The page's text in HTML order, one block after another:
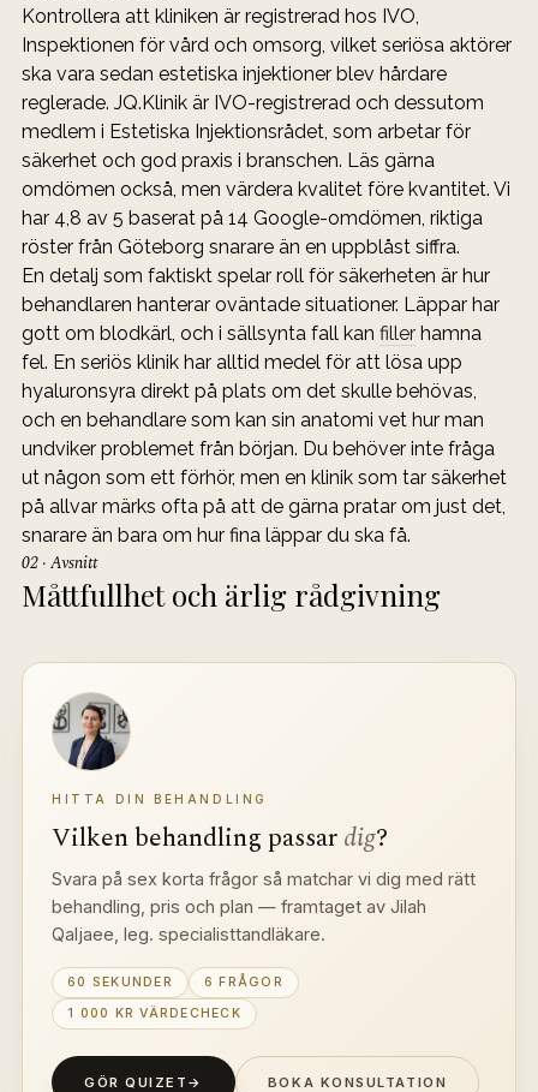
Kontrollera att kliniken är registrerad hos IVO,
Inspektionen för vård och omsorg, vilket seriösa aktörer
ska vara sedan estetiska injektioner blev hårdare
reglerade. JQ.Klinik är IVO-registrerad och dessutom
medlem i Estetiska Injektionsrådet, som arbetar för
säkerhet och god praxis i branschen. Läs gärna
omdömen också, men värdera kvalitet före kvantitet. Vi
har 4,8 av 5 baserat på 14 Google-omdömen, riktiga
röster från Göteborg snarare än en uppblåst siffra.
En detalj som faktiskt spelar roll för säkerheten är hur
behandlaren hanterar oväntade situationer. Läppar har
gott om blodkärl, och i sällsynta fall kan filler hamna
fel. En seriös klinik har alltid medel för att lösa upp
hyaluronsyra direkt på plats om det skulle behövas,
och en behandlare som kan sin anatomi vet hur man
undviker problemet från början. Du behöver inte fråga
ut någon som ett förhör, men en klinik som tar säkerhet
på allvar märks ofta på att de gärna pratar om just det,
snarare än bara om hur fina läppar du ska få.
02 · Avsnitt
Måttfullhet och ärlig rådgivning
HITTA DIN BEHANDLING
Vilken behandling passar dig?
Svara på sex korta frågor så matchar vi dig med rätt
behandling, pris och plan — framtaget av Jilah
Qaljaee, leg. specialisttandläkare.
60 SEKUNDER
6 FRÅGOR
1 000 KR VÄRDECHECK
GÖR QUIZET → BOKA KONSULTATION